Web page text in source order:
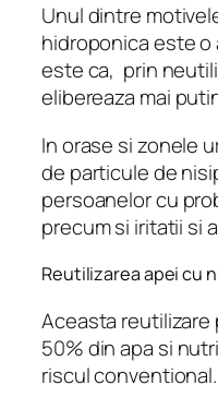
Unul dintre
hidroponica este o
este ca, prin
elibereaza mai
In orase si zonele
de particule de
persoanelor cu
precum si iritatii si
Reutilizarea apei cu
Aceasta reutilizare
50% din apa si
riscul conventional.